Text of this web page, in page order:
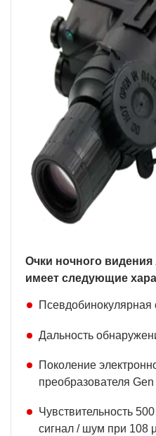
Очки ночного видения
имеет следующие
Псевдобинокулярная
Дальность
Поколение
преобразователя Gen
Чувствительность
сигнал / шум при 108